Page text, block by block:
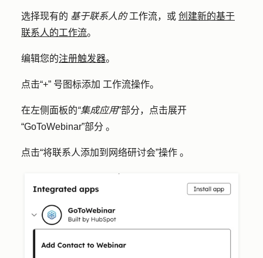
选择现有的 基于联系人的工作流，或 创建新的基于
联系人的工作流。
编辑您的注册触发器。
点击“+” 号图标添加 工作流操作。
在左侧面板的“集成应用”部分，点击展开
“GoToWebinar”部分 。
点击“将联系人添加到网络研讨会”操作 。